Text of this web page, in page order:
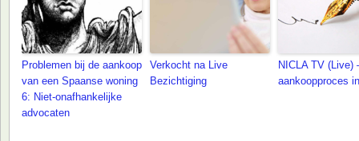
Problemen bij de aankoop
van een Spaanse woning
6: Niet-onafhankelijke
advocaten
Verkocht na Live
Bezichtiging
NICLA TV (Live)
aankoopproces